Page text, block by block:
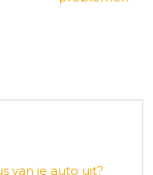
van je auto uit?